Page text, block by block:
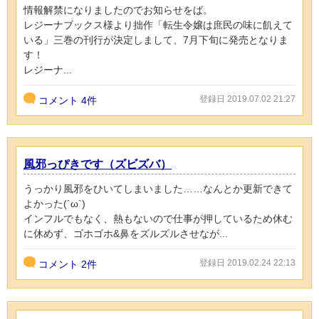
情報解禁になりましたのでお知らせをば。
レジーナブックス様より拙作「転生令嬢は庶民の味に飢えて
いる」三巻の刊行が決定しまして、7月下旬に発売となりま
す！
レジーナ...
コメント 4件 登録日 2019.07.02 21:27
風邪っぴきです（ズビズバ）
うっかり風邪をひいてしまいました……なんとか更新できて
よかった(´ω`)
インフルでもなく、熱もないので仕事が押しているため休む
に休めず、ゴホゴホ&鼻をズルズルさせなが...
コメント 2件 登録日 2019.02.24 22:13